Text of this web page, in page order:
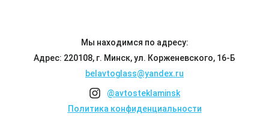
Мы находимся по адресу:
Адрес: 220108, г. Минск, ул. Корженевского, 16-Б
belavtoglass@yandex.ru
@avtosteklaminsk
Политика конфиденциальности